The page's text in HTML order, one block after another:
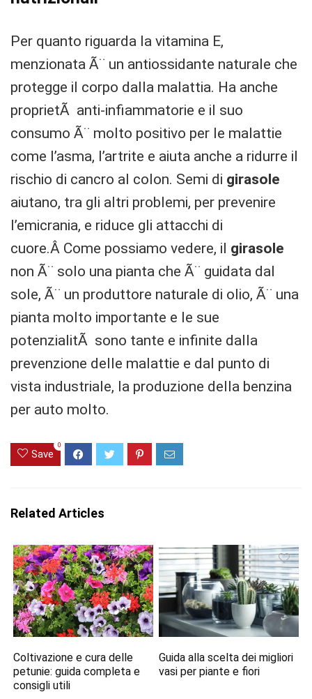
Per quanto riguarda la vitamina E,
menzionata Ã¨ un antiossidante naturale che
protegge il corpo dalla malattia. Ha anche
proprietÃ anti-infiammatorie e il suo
consumo Ã¨ molto positivo per le malattie
come l’asma, l’artrite e aiuta anche a ridurre il
rischio di cancro al colon. Semi di girasole
aiutano, tra gli altri problemi, per prevenire
l’emicrania, e riduce gli attacchi di
cuore.Â Come possiamo vedere, il girasole
non Ã¨ solo una pianta che Ã¨ guidata dal
sole, Ã¨ un produttore naturale di olio, Ã¨ una
pianta molto importante e le sue
potenzialitÃ sono tante e infinite dalla
prevenzione delle malattie e dal punto di
vista industriale, la produzione della benzina
per auto molto.
Save
0
Related Articles
Coltivazione e cura delle
petunie: guida completa e
consigli utili
Guida alla scelta dei migliori
vasi per piante e fiori